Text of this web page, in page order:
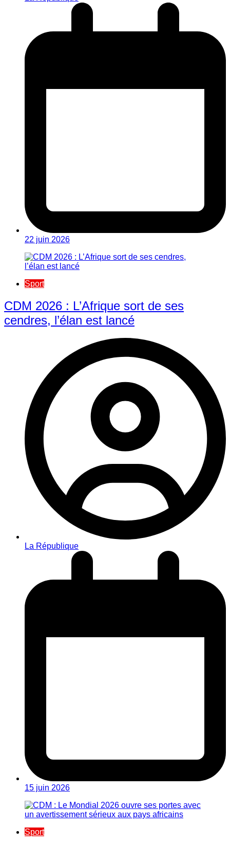
22 juin 2026
Sport
CDM 2026 : L’Afrique sort de ses
cendres, l’élan est lancé
La République
15 juin 2026
Sport